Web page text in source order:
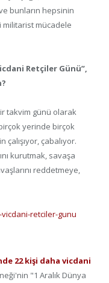
bunların hepsinin
militarist mücadele
Retçiler Günü”,
takvim günü olarak
yerinde birçok
çalışıyor, çabalıyor.
kurutmak, savaşa
reddetmeye,
retciler-gunu
22 kişi daha vicdani
"1 Aralık Dünya